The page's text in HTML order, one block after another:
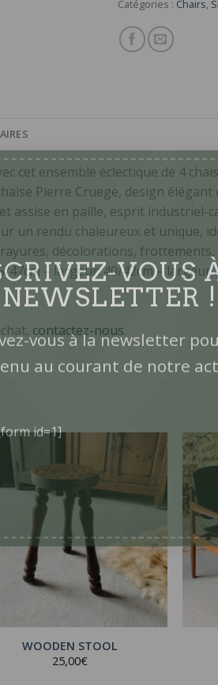
VOUS
!
vous à la newsletter pour
au courant de notre actu
id=1]
Catégories : Chairs,
cet ensemble éclectique de 4
Pierre Cruege, design
assise en paille, esprit
un rendu chaleureux et unique,
décolorations,
47cm – largeur: 40/42cm –
contactez-nous.
WOODEN STOOL
25,00€